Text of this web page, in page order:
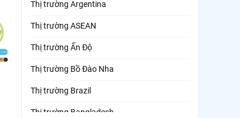
Thị trường Argentina
Thị trường ASEAN
Thị trường Ấn Độ
Thị trường Bồ Đào Nha
Thị trường Brazil
Thị trường Bangladesh